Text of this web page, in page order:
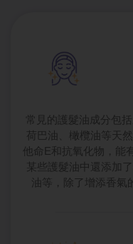
常見的護髮油成分包
荷巴油、橄欖油等天
他命E和抗氧化物，能
某些護髮油中還添加
油等，除了增添香氣